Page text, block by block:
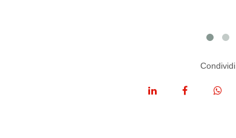
Condividi